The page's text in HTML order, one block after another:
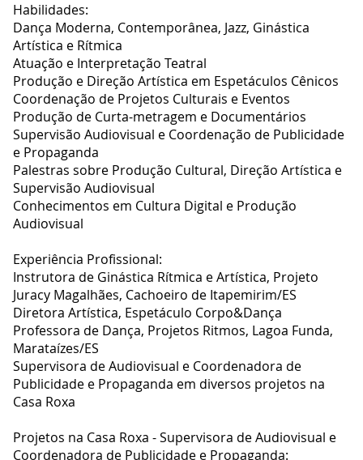
Habilidades:
Dança Moderna, Contemporânea, Jazz, Ginástica
Artística e Rítmica
Atuação e Interpretação Teatral
Produção e Direção Artística em Espetáculos Cênicos
Coordenação de Projetos Culturais e Eventos
Produção de Curta-metragem e Documentários
Supervisão Audiovisual e Coordenação de Publicidade
e Propaganda
Palestras sobre Produção Cultural, Direção Artística e
Supervisão Audiovisual
Conhecimentos em Cultura Digital e Produção
Audiovisual
Experiência Profissional:
Instrutora de Ginástica Rítmica e Artística, Projeto
Juracy Magalhães, Cachoeiro de Itapemirim/ES
Diretora Artística, Espetáculo Corpo&Dança
Professora de Dança, Projetos Ritmos, Lagoa Funda,
Marataízes/ES
Supervisora de Audiovisual e Coordenadora de
Publicidade e Propaganda em diversos projetos na
Casa Roxa
Projetos na Casa Roxa - Supervisora de Audiovisual e
Coordenadora de Publicidade e Propaganda: